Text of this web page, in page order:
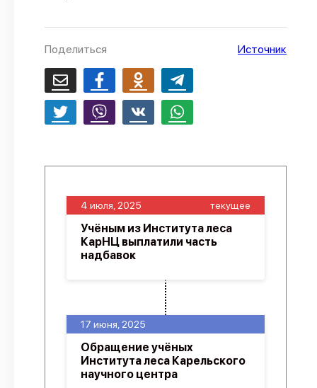
Поделиться Источник
17 июня, 2025
Обращение учёных
Института леса Карельского
научного центра
4 июля, 2025 текущее
Учёным из Института леса
КарНЦ выплатили часть
надбавок